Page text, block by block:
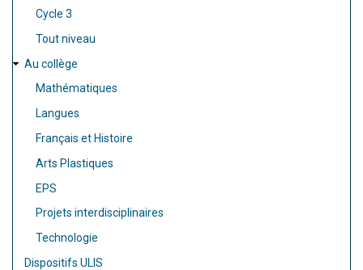
Cycle 3
Tout niveau
Au collège
Mathématiques
Langues
Français et Histoire
Arts Plastiques
EPS
Projets interdisciplinaires
Technologie
Dispositifs ULIS